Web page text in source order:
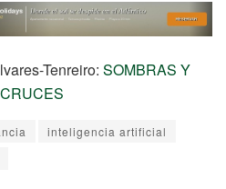
Tenreiro: SOMBRAS Y
inteligencia artificial